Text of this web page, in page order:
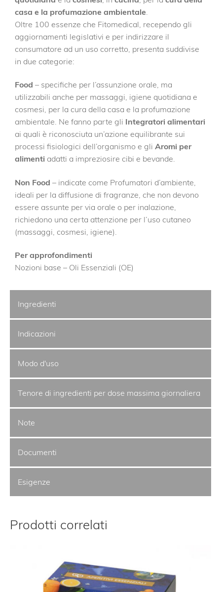
casa e la profumazione ambientale
Oltre 100 essenze che Fitomedical, recependo gli
aggiornamenti legislativi e per indirizzare il
consumatore ad un uso corretto, presenta suddivise
in due categorie:
Food – specifiche per l’assunzione orale, ma
utilizzabili anche per massaggi, igiene quotidiana e
cosmesi, per la cura della casa e la profumazione
ambientale. Ne fanno parte gli Integratori alimentari
ai quali è riconosciuta un’azione equilibrante sui
processi fisiologici dell’organismo e gli Aromi per
alimenti adatti a impreziosire cibi e bevande.
Non Food – indicate come Profumatori d’ambiente,
ideali per la diffusione di fragranze, che non devono
essere assunte per via orale o per inalazione,
richiedono una certa attenzione per l’uso cutaneo
(massaggi, cosmesi, igiene).
Per approfondimenti
Nozioni base – Oli Essenziali (OE)
Ingredienti
Indicazioni
Modo d'uso
Tenore di ingredienti per dose massima giornaliera
Note
Documenti
Esigenze
Prodotti correlati